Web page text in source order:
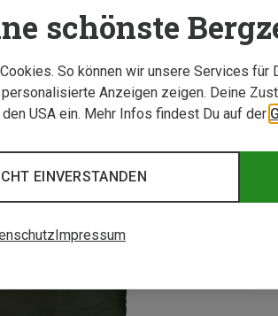
schönste
So können wir unsere Services für
Anzeigen zeigen. Deine
den USA ein. Mehr Infos findest Du auf der
EINVERSTANDEN
Impressum